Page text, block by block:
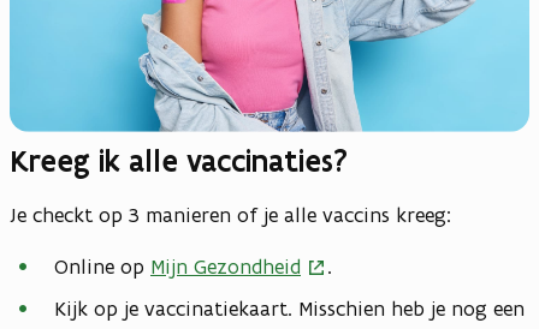
Kreeg ik alle vaccinaties?
Je checkt op 3 manieren of je alle vaccins kreeg:
Online op Mijn Gezondheid
.
Kijk op je vaccinatiekaart. Misschien heb je nog een